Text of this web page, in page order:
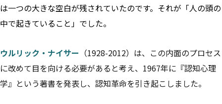
は一つの大きな空白が残されていたのです。それが「人の頭の
中で起きていること」でした。
ウルリック・ナイサー （1928-2012）は、この内面のプロセス
に改めて目を向ける必要があると考え、1967年に『認知心理
学』という著書を発表し、認知革命を引き起こしました。